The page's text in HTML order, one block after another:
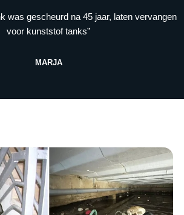
was gescheurd na 45 jaar, laten vervangen
voor kunststof tanks”
MARJA